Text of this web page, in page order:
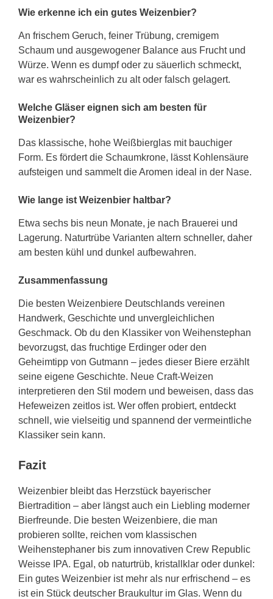
Wie erkenne ich ein gutes Weizenbier?
An frischem Geruch, feiner Trübung, cremigem
Schaum und ausgewogener Balance aus Frucht und
Würze. Wenn es dumpf oder zu säuerlich schmeckt,
war es wahrscheinlich zu alt oder falsch gelagert.
Welche Gläser eignen sich am besten für
Weizenbier?
Das klassische, hohe Weißbierglas mit bauchiger
Form. Es fördert die Schaumkrone, lässt Kohlensäure
aufsteigen und sammelt die Aromen ideal in der Nase.
Wie lange ist Weizenbier haltbar?
Etwa sechs bis neun Monate, je nach Brauerei und
Lagerung. Naturtrübe Varianten altern schneller, daher
am besten kühl und dunkel aufbewahren.
Zusammenfassung
Die besten Weizenbiere Deutschlands vereinen
Handwerk, Geschichte und unvergleichlichen
Geschmack. Ob du den Klassiker von Weihenstephan
bevorzugst, das fruchtige Erdinger oder den
Geheimtipp von Gutmann – jedes dieser Biere erzählt
seine eigene Geschichte. Neue Craft-Weizen
interpretieren den Stil modern und beweisen, dass das
Hefeweizen zeitlos ist. Wer offen probiert, entdeckt
schnell, wie vielseitig und spannend der vermeintliche
Klassiker sein kann.
Fazit
Weizenbier bleibt das Herzstück bayerischer
Biertradition – aber längst auch ein Liebling moderner
Bierfreunde. Die besten Weizenbiere, die man
probieren sollte, reichen vom klassischen
Weihenstephaner bis zum innovativen Crew Republic
Weisse IPA. Egal, ob naturtrüb, kristallklar oder dunkel:
Ein gutes Weizenbier ist mehr als nur erfrischend – es
ist ein Stück deutscher Braukultur im Glas. Wenn du